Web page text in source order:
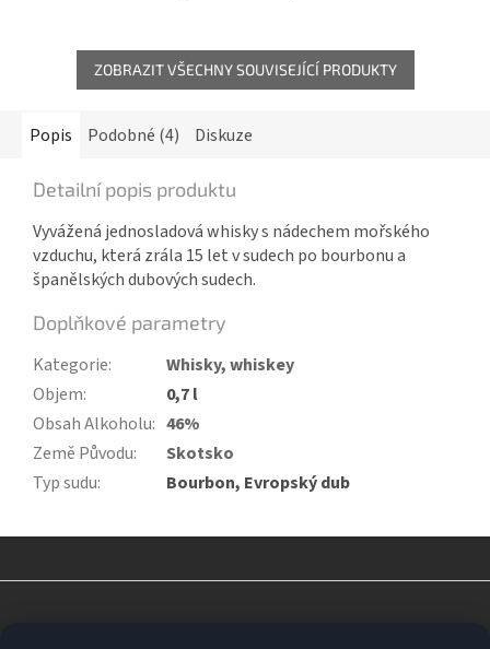
ZOBRAZIT VŠECHNY SOUVISEJÍCÍ PRODUKTY
Popis Podobné (4) Diskuze
Detailní popis produktu
Vyvážená jednosladová whisky s nádechem mořského
vzduchu, která zrála 15 let v sudech po bourbonu a
španělských dubových sudech.
Doplňkové parametry
Kategorie:
Whisky, whiskey
Objem:
0,7 l
Obsah Alkoholu: 46%
Země Původu:
Skotsko
Typ sudu: Bourbon, Evropský dub